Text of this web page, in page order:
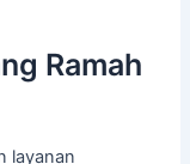
Ramah
layanan